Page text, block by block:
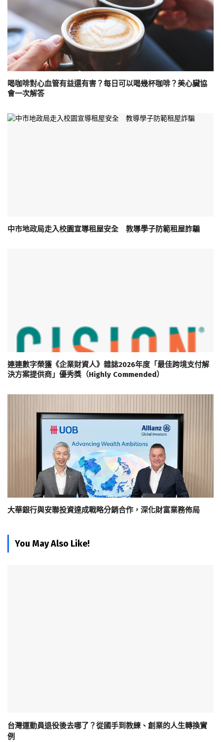
喝咖啡對心血管有益還有害？每日可以喝幾杯咖啡？美心臟協
會一次解答
中市地政局走入校園宣導租屋安全 教導學子防範租屋詐騙
連連數字榮獲《企業財資人》雜誌2026年度「最佳跨境支付解
決方案提供商」優秀獎（Highly Commended）
大華銀行與安聯投資達成戰略分銷合作，深化財富業務佈局
You May Also Like!
台灣運動員退役後去哪了？從國手到教練、創業的人生轉換實
例